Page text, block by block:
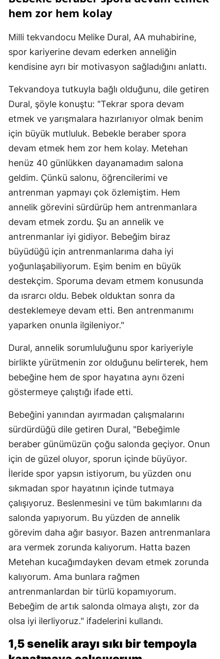
hem zor hem kolay
Milli tekvandocu Melike Dural, AA muhabirine,
spor kariyerine devam ederken anneliğin
kendisine ayrı bir motivasyon sağladığını anlattı.
Tekvandoya tutkuyla bağlı olduğunu, dile getiren
Dural, şöyle konuştu: "Tekrar spora devam
etmek ve yarışmalara hazırlanıyor olmak benim
için büyük mutluluk. Bebekle beraber spora
devam etmek hem zor hem kolay. Metehan
henüz 40 günlükken dayanamadım salona
geldim. Çünkü salonu, öğrencilerimi ve
antrenman yapmayı çok özlemiştim. Hem
annelik görevini sürdürüp hem antrenmanlara
devam etmek zordu. Şu an annelik ve
antrenmanlar iyi gidiyor. Bebeğim biraz
büyüdüğü için antrenmanlarıma daha iyi
yoğunlaşabiliyorum. Eşim benim en büyük
destekçim. Sporuma devam etmem konusunda
da ısrarcı oldu. Bebek olduktan sonra da
desteklemeye devam etti. Ben antrenmanımı
yaparken onunla ilgileniyor."
Dural, annelik sorumluluğunu spor kariyeriyle
birlikte yürütmenin zor olduğunu belirterek, hem
bebeğine hem de spor hayatına aynı özeni
göstermeye çalıştığı ifade etti.
Bebeğini yanından ayırmadan çalışmalarını
sürdürdüğü dile getiren Dural, "Bebeğimle
beraber günümüzün çoğu salonda geçiyor. Onun
için de güzel oluyor, sporun içinde büyüyor.
İleride spor yapsın istiyorum, bu yüzden onu
sıkmadan spor hayatının içinde tutmaya
çalışıyoruz. Beslenmesini ve tüm bakımlarını da
salonda yapıyorum. Bu yüzden de annelik
görevim daha ağır basıyor. Bazen antrenmanlara
ara vermek zorunda kalıyorum. Hatta bazen
Metehan kucağımdayken devam etmek zorunda
kalıyorum. Ama bunlara rağmen
antrenmanlardan bir türlü kopamıyorum.
Bebeğim de artık salonda olmaya alıştı, zor da
olsa iyi ilerliyoruz." ifadelerini kullandı.
1,5 senelik arayı sıkı bir tempoyla